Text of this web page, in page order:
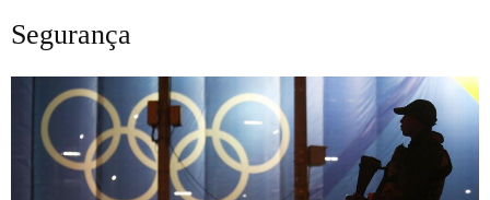
Segurança